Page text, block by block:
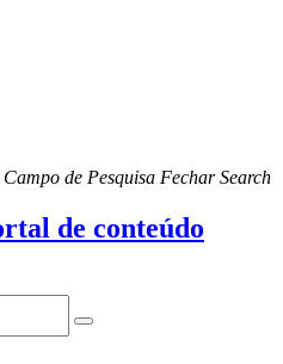
de Pesquisa Fechar Search
de conteúdo